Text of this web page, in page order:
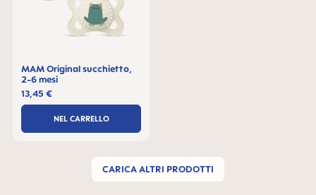
MAM Original succhietto,
2-6 mesi
13,45 €
NEL CARRELLO
CARICA ALTRI PRODOTTI